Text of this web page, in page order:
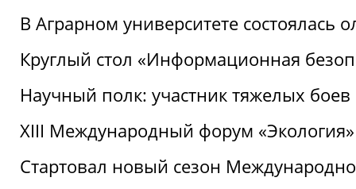
В Аграрном университете состоялась
Круглый стол «Информационная
Научный полк: участник тяжелых
XIII Международный форум
Стартовал новый сезон